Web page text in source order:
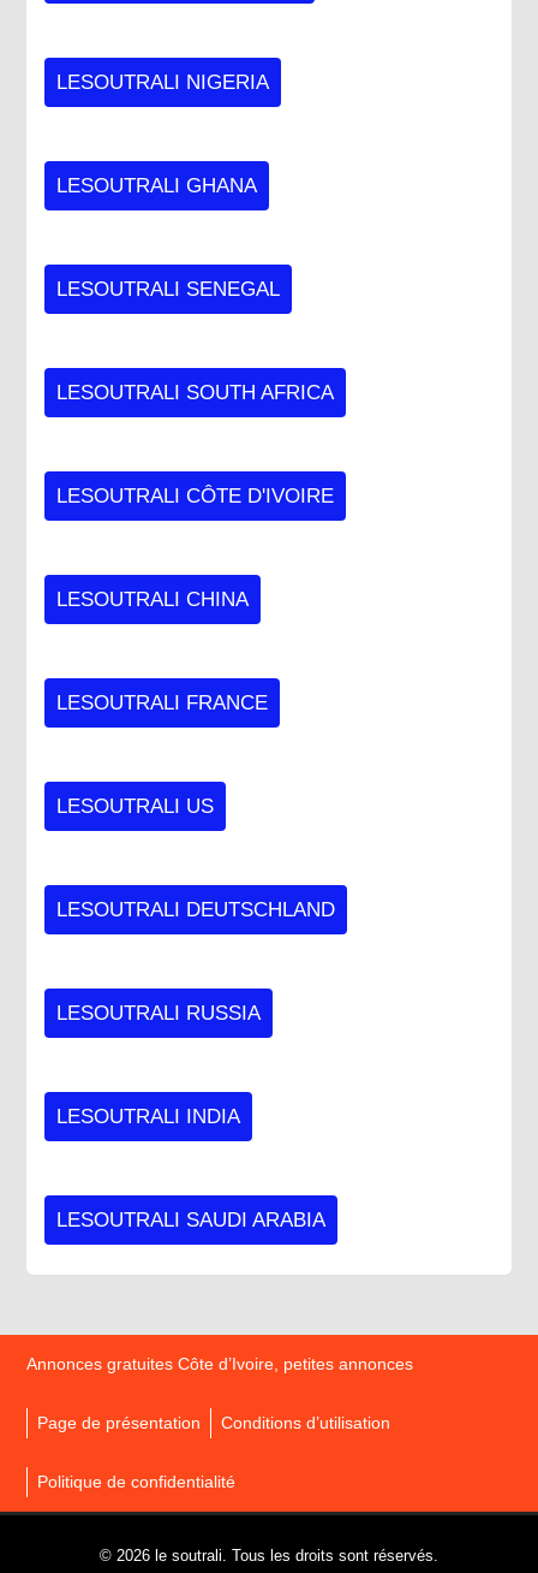
LESOUTRALI NIGERIA
LESOUTRALI GHANA
LESOUTRALI SENEGAL
LESOUTRALI SOUTH AFRICA
LESOUTRALI CÔTE D'IVOIRE
LESOUTRALI CHINA
LESOUTRALI FRANCE
LESOUTRALI US
LESOUTRALI DEUTSCHLAND
LESOUTRALI RUSSIA
LESOUTRALI INDIA
LESOUTRALI SAUDI ARABIA
Annonces gratuites Côte d’Ivoire, petites annonces
Page de présentation Conditions d’utilisation
Politique de confidentialité
© 2026 le soutrali. Tous les droits sont réservés.